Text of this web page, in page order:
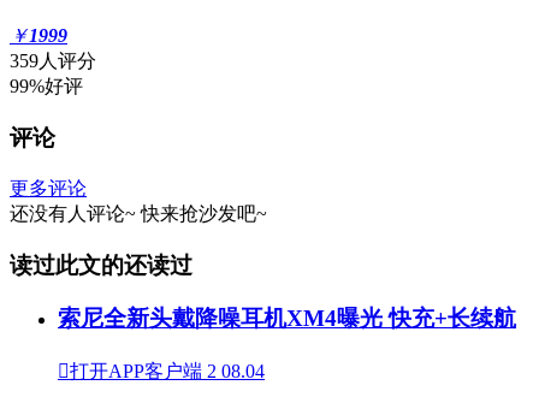
￥1999
359人评分
99%好评
评论
更多评论
还没有人评论~ 快来抢沙发吧~
读过此文的还读过
索尼全新头戴降噪耳机XM4曝光 快充+长续航
打开APP客户端 2 08.04